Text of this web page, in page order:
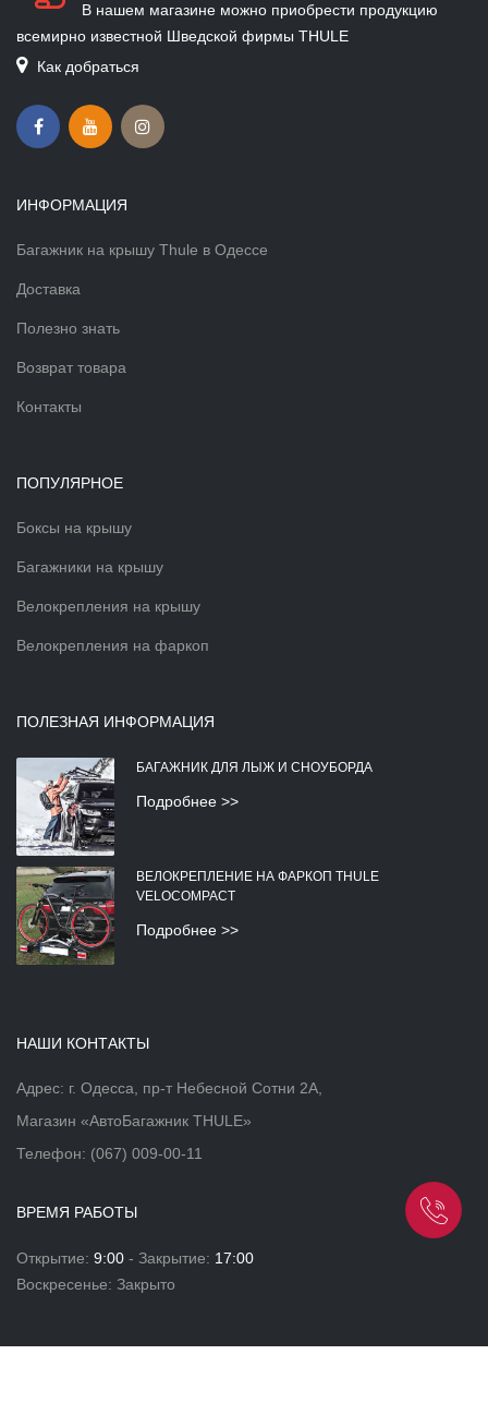
В нашем магазине можно приобрести продукцию
всемирно известной Шведской фирмы THULE
Как добраться
ИНФОРМАЦИЯ
Багажник на крышу Thule в Одессе
Доставка
Полезно знать
Возврат товара
Контакты
ПОПУЛЯРНОЕ
Боксы на крышу
Багажники на крышу
Велокрепления на крышу
Велокрепления на фаркоп
ПОЛЕЗНАЯ ИНФОРМАЦИЯ
БАГАЖНИК ДЛЯ ЛЫЖ И СНОУБОРДА
Подробнее >>
ВЕЛОКРЕПЛЕНИЕ НА ФАРКОП THULE
VELOCOMPACT
Подробнее >>
НАШИ КОНТАКТЫ
Адрес: г. Одесса, пр-т Небесной Сотни 2А,
Магазин «АвтоБагажник THULE»
Телефон: (067) 009-00-11
ВРЕМЯ РАБОТЫ
Открытие: 9:00 - Закрытие: 17:00
Воскресенье: Закрыто